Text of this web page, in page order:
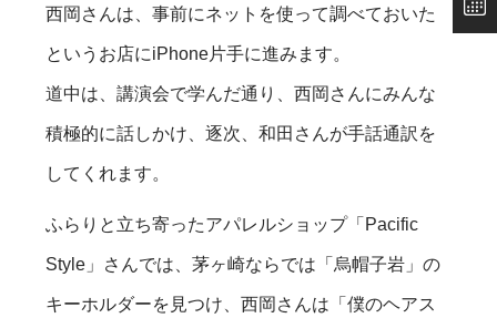
西岡さんは、事前にネットを使って調べておいた
というお店にiPhone片手に進みます。
道中は、講演会で学んだ通り、西岡さんにみんな
積極的に話しかけ、逐次、和田さんが手話通訳を
してくれます。
ふらりと立ち寄ったアパレルショップ「Pacific
Style」さんでは、茅ヶ崎ならでは「烏帽子岩」の
キーホルダーを見つけ、西岡さんは「僕のヘアス